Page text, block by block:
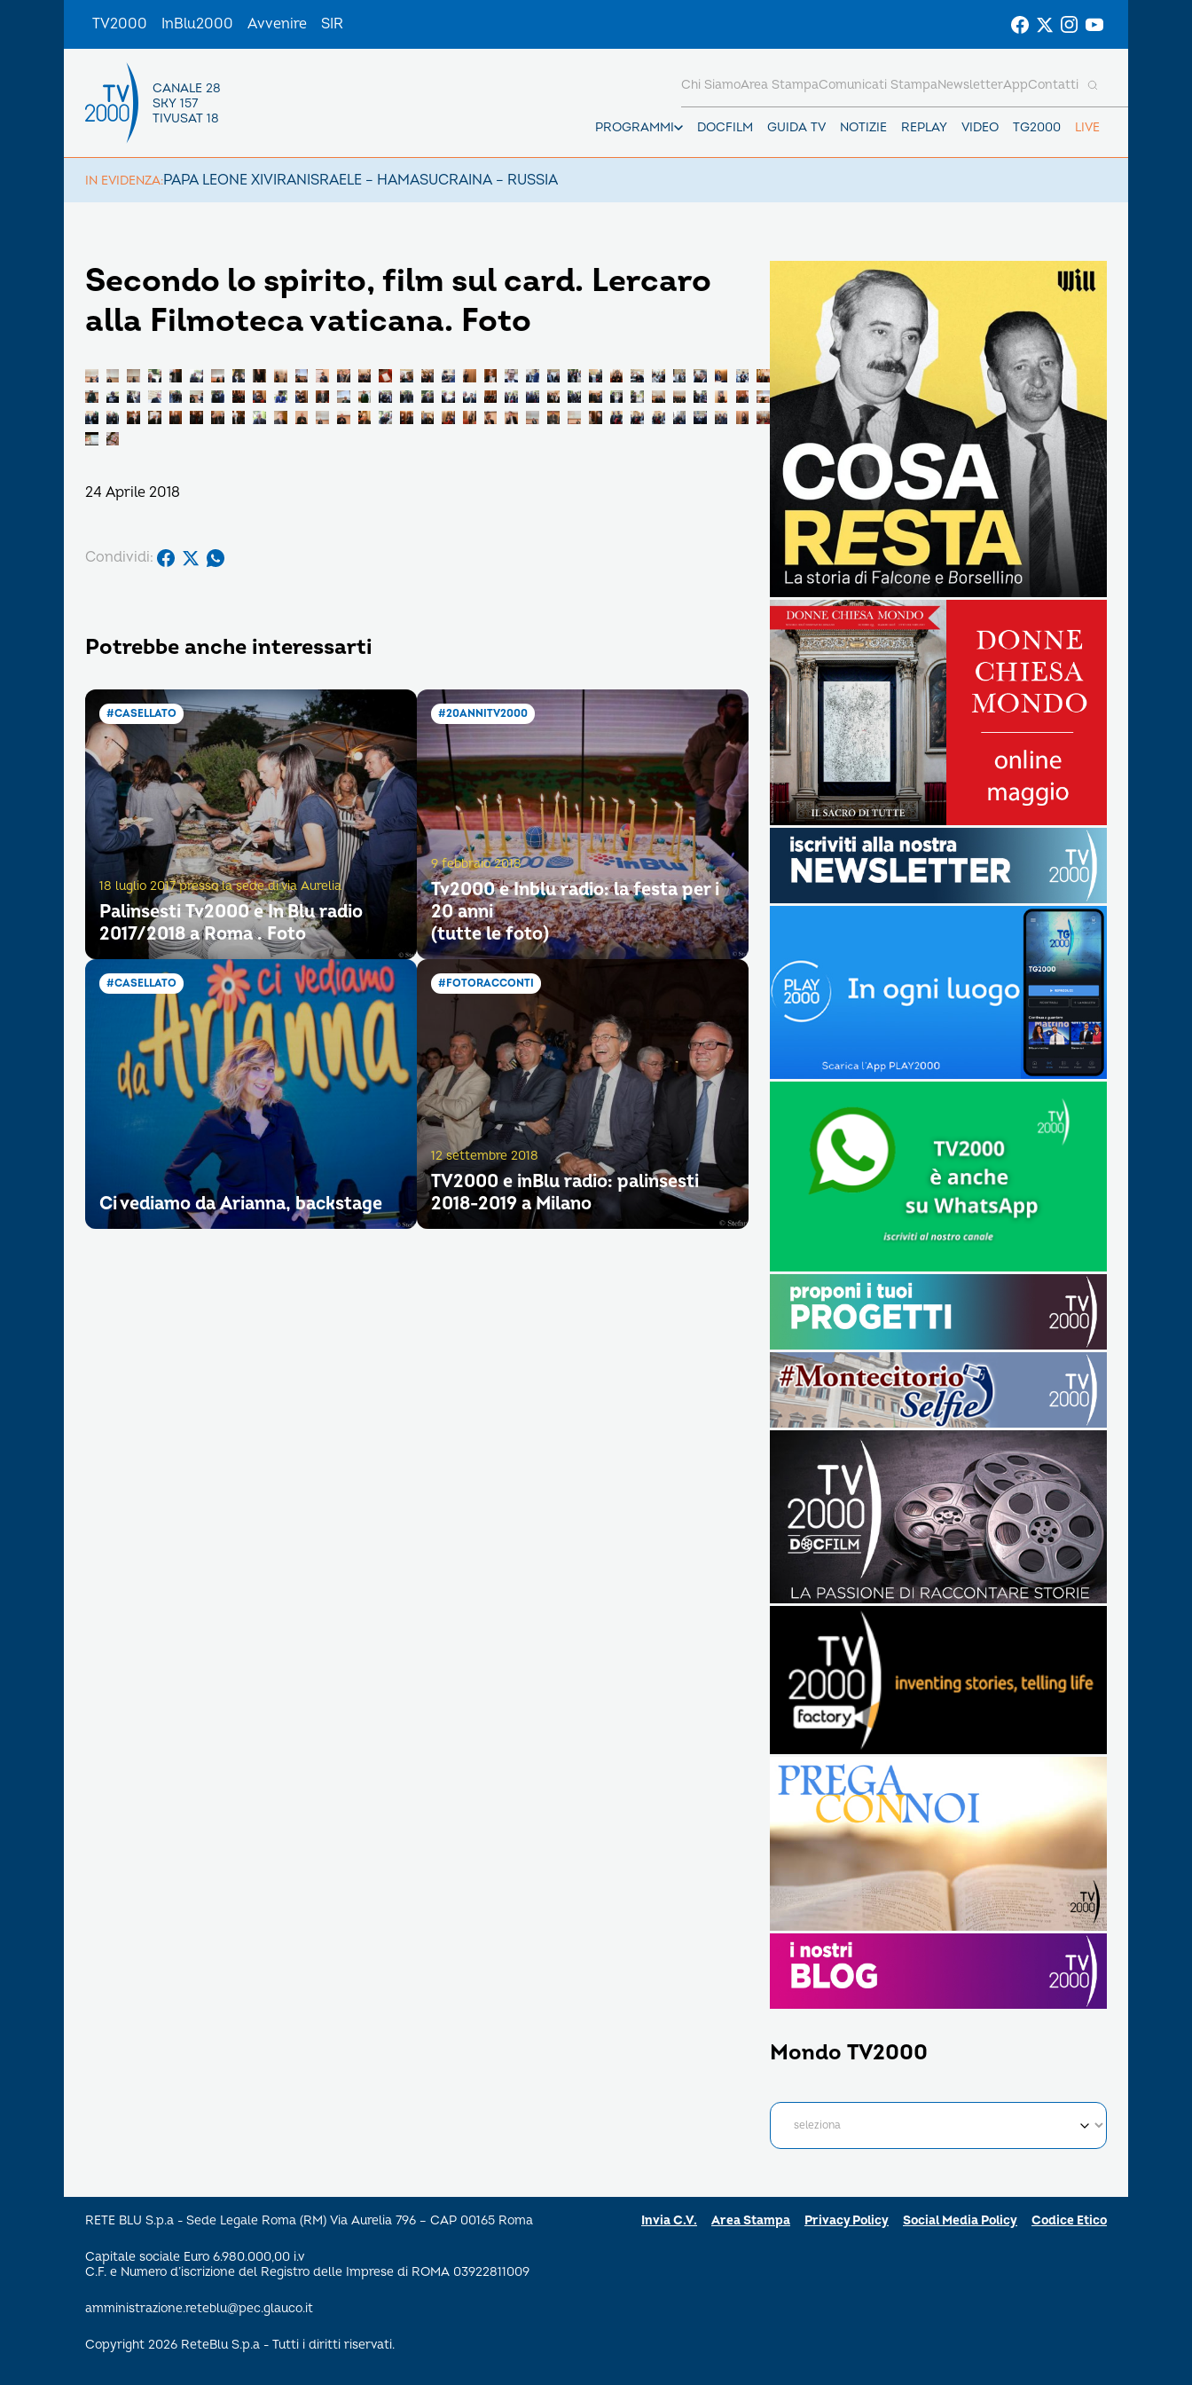
TV2000 InBlu2000 Avvenire SIR
CANALE 28
SKY 157
TIVUSAT 18
PROGRAMMI DOCFILM GUIDA TV NOTIZIE REPLAY VIDEO TG2000 LIVE
Chi SiamoArea StampaComunicati StampaNewsletterAppContatti
IN EVIDENZA:PAPA LEONE XIVIRANISRAELE – HAMASUCRAINA – RUSSIA
Secondo lo spirito, film sul card. Lercaro
alla Filmoteca vaticana. Foto
24 Aprile 2018
Condividi:
Potrebbe anche interessarti
#CASELLATO
18 luglio 2017 presso la sede di via Aurelia
Palinsesti Tv2000 e In Blu radio
2017/2018 a Roma . Foto
#20ANNITV2000
9 febbraio 2018
Tv2000 e Inblu radio: la festa per i
20 anni
(tutte le foto)
#CASELLATO
Ci vediamo da Arianna, backstage
#FOTORACCONTI
12 settembre 2018
TV2000 e inBlu radio: palinsesti
2018-2019 a Milano
Mondo TV2000
RETE BLU S.p.a - Sede Legale Roma (RM) Via Aurelia 796 – CAP 00165 Roma
Capitale sociale Euro 6.980.000,00 i.v
C.F. e Numero d’iscrizione del Registro delle Imprese di ROMA 03922811009
amministrazione.reteblu@pec.glauco.it
Copyright 2026 ReteBlu S.p.a - Tutti i diritti riservati.
Invia C.V. Area Stampa Privacy Policy Social Media Policy Codice Etico